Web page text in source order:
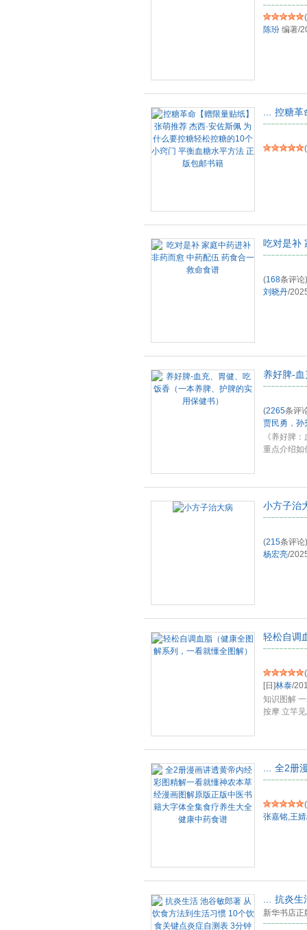
(
陈玢 编著/
控糖革
(
吃对是补
(168条评论)
刘晓丹/
养好脾-
(2265条评
贾民勇 ， 孙
《养好脾
重点介绍如
小方子治
(215条评论)
杨宏亮/
轻松自调
(
[日]林泰/
知识图解
按摩 立竿
全2册
(
张嘉铭,王婧
抗炎生
新华书店